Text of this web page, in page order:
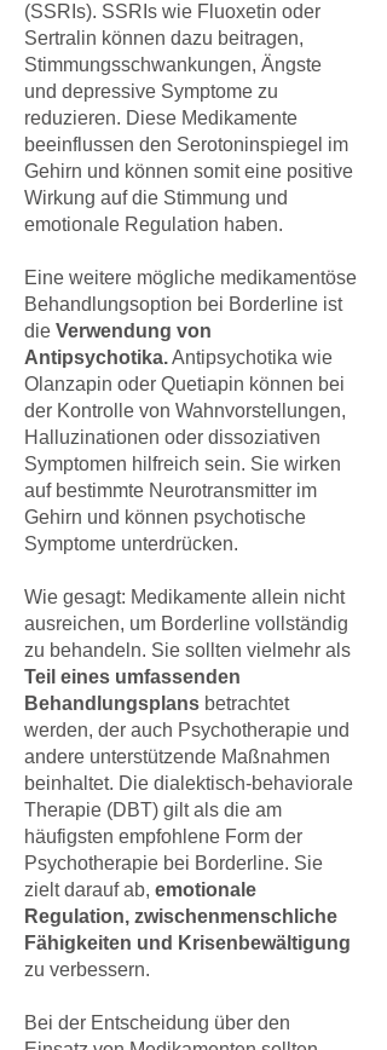
(SSRIs). SSRIs wie Fluoxetin oder
Sertralin können dazu beitragen,
Stimmungsschwankungen, Ängste
und depressive Symptome zu
reduzieren. Diese Medikamente
beeinflussen den Serotoninspiegel im
Gehirn und können somit eine positive
Wirkung auf die Stimmung und
emotionale Regulation haben.
Eine weitere mögliche medikamentöse
Behandlungsoption bei Borderline ist
die Verwendung von
Antipsychotika.Antipsychotika wie
Olanzapin oder Quetiapin können bei
der Kontrolle von Wahnvorstellungen,
Halluzinationen oder dissoziativen
Symptomen hilfreich sein. Sie wirken
auf bestimmte Neurotransmitter im
Gehirn und können psychotische
Symptome unterdrücken.
Wie gesagt: Medikamente allein nicht
ausreichen, um Borderline vollständig
zu behandeln. Sie sollten vielmehr als
Teil eines umfassenden
Behandlungsplans betrachtet
werden, der auch Psychotherapie und
andere unterstützende Maßnahmen
beinhaltet. Die dialektisch-behaviorale
Therapie (DBT) gilt als die am
häufigsten empfohlene Form der
Psychotherapie bei Borderline. Sie
zielt darauf ab, emotionale
Regulation, zwischenmenschliche
Fähigkeiten und Krisenbewältigung
zu verbessern.
Bei der Entscheidung über den